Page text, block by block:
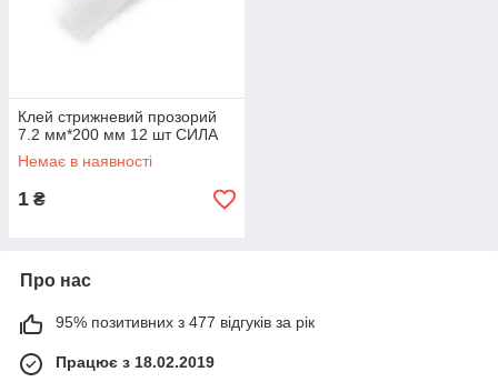
Клей стрижневий прозорий
7.2 мм*200 мм 12 шт СИЛА
Немає в наявності
1 ₴
Про нас
95% позитивних з 477 відгуків за рік
Працює з 18.02.2019